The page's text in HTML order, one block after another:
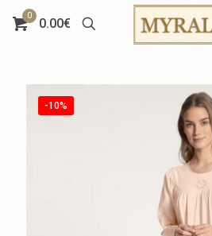
0
0.00€
-10%